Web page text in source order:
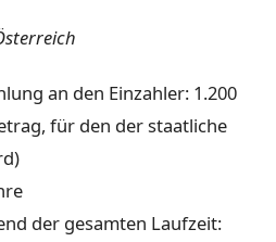
an den Einzahler: 1.200
für den der staatliche
der gesamten Laufzeit: